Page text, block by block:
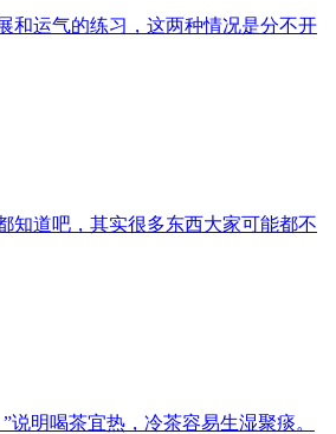
和运气的练习，这两种情况是分不开
知道吧，其实很多东西大家可能都不
明喝茶宜热，冷茶容易生湿聚痰。